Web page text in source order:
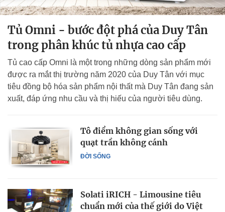
Tủ Omni - bước đột phá của Duy Tân
trong phân khúc tủ nhựa cao cấp
Tủ cao cấp Omni là một trong những dòng sản phẩm mới
được ra mắt thị trường năm 2020 của Duy Tân với mục
tiêu đồng bộ hóa sản phẩm nội thất mà Duy Tân đang sản
xuất, đáp ứng nhu cầu và thị hiếu của người tiêu dùng.
ĐỜI SỐNG
Tô điểm không gian sống với
quạt trần không cánh
Solati iRICH - Limousine tiêu
chuẩn mới của thế giới do Việt